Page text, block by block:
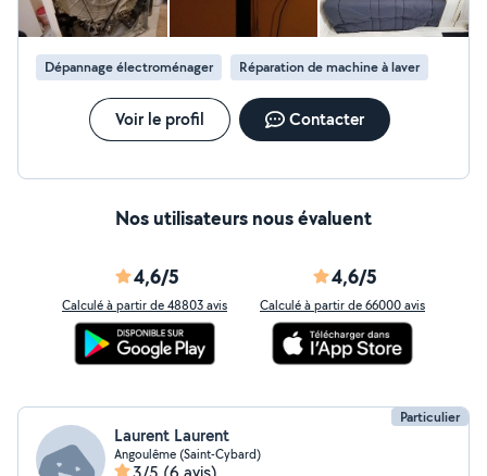
Dépannage électroménager Réparation de machine à laver
Voir le profil Contacter
Nos utilisateurs nous évaluent
4,6/5
Calculé à partir de 48803 avis
4,6/5
Calculé à partir de 66000 avis
Particulier
Laurent Laurent
Angoulême (Saint-Cybard)